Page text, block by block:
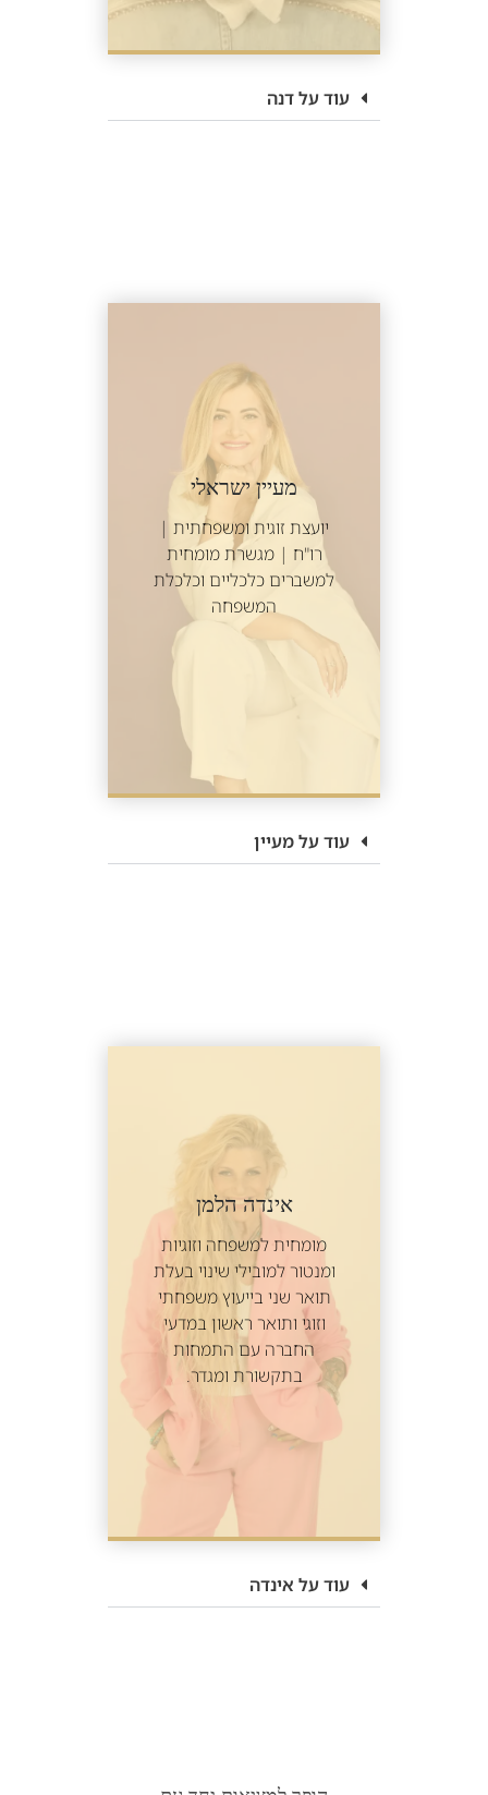
עוד על דנה
מעיין ישראלי
יועצת זוגית ומשפחתית |
רו"ח | מגשרת מומחית
למשברים כלכליים וכלכלת
המשפחה
עוד על מעיין
אינדה הלמן
מומחית למשפחה וזוגיות
ומנטור למובילי שינוי בעלת
תואר שני בייעוץ משפחתי
וזוגי ותואר ראשון במדעי
החברה עם התמחות
בתקשורת ומגדר.
עוד על אינדה